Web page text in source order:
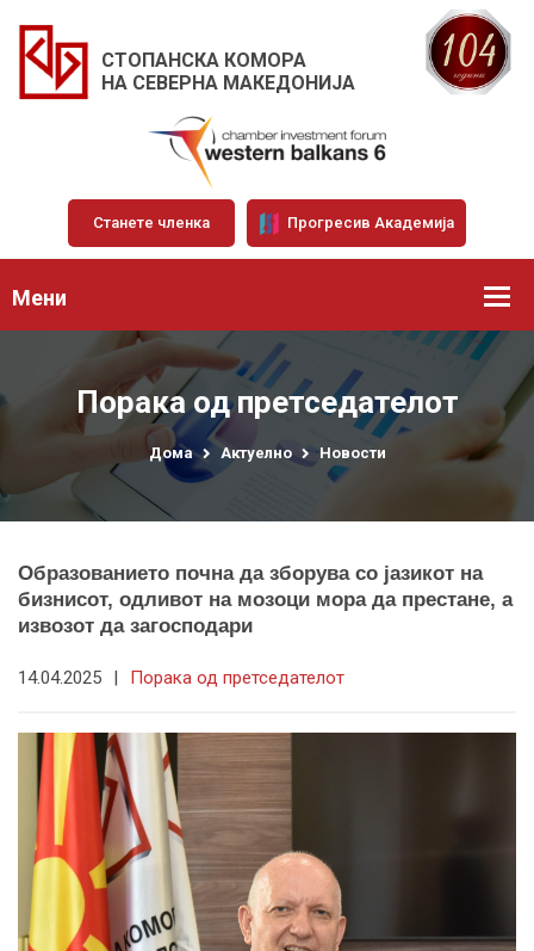
СТОПАНСКА КОМОРА
НА СЕВЕРНА МАКЕДОНИЈА
Станете членка Прогресив Академија
Мени
Порака од претседателот
Дома Актуелно Новости
Образованието почна да зборува со јазикот на
бизнисот, одливот на мозоци мора да престане, а
извозот да загосподари
14.04.2025 | Порака од претседателот